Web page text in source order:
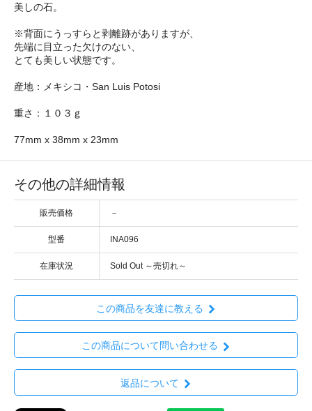
美しの石。
※背面にうっすらと剥離跡がありますが、
先端に目立った欠けのない、
とても美しい状態です。
産地：メキシコ・San Luis Potosi
重さ：１０３ｇ
77mm x 38mm x 23mm
その他の詳細情報
販売価格 －
型番 INA096
在庫状況 Sold Out ～売切れ～
この商品を友達に教える
この商品について問い合わせる
返品について